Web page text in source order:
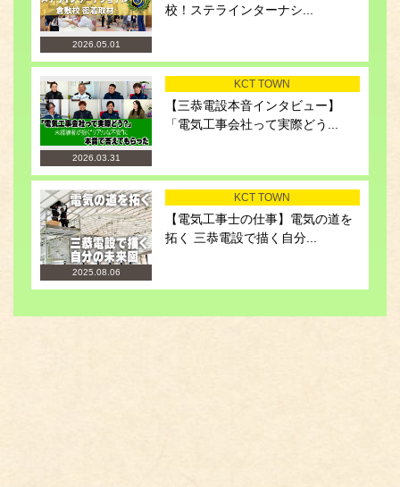
2026.05.01
校！ステラインターナシ...
2026.03.31
KCT TOWN
【三恭電設本音インタビュー】
「電気工事会社って実際どう...
2025.08.06
KCT TOWN
【電気工事士の仕事】電気の道を
拓く 三恭電設で描く自分...